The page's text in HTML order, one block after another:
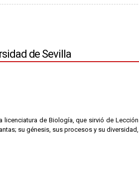
de Sevilla
de Biología, que sirvió de Lección
su génesis, sus procesos y su diversidad,